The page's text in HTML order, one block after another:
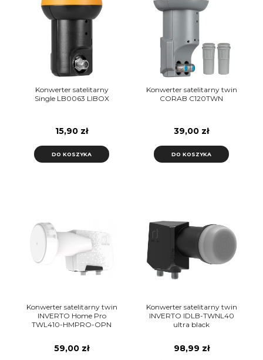
Konwerter satelitarny
Single LB0063 LIBOX
15,90 zł
DO KOSZYKA
Konwerter satelitarny twin
CORAB C120TWN
39,00 zł
DO KOSZYKA
Konwerter satelitarny twin
INVERTO Home Pro
TWL410-HMPRO-OPN
59,00 zł
Konwerter satelitarny twin
INVERTO IDLB-TWNL40
ultra black
98,99 zł